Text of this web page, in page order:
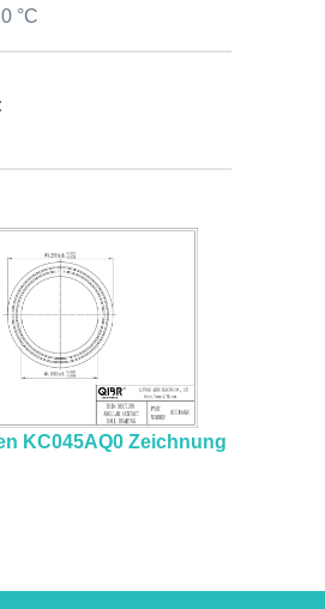
°C
KC045AQ0 Zeichnung